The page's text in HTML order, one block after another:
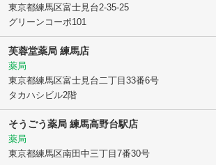
東京都練馬区富士見台2-35-25
グリーンコーポ101
芙蓉堂薬局 練馬店
薬局
東京都練馬区富士見台二丁目33番6号
タカハシビル2階
そうごう薬局 練馬高野台駅店
薬局
東京都練馬区南田中三丁目7番30号